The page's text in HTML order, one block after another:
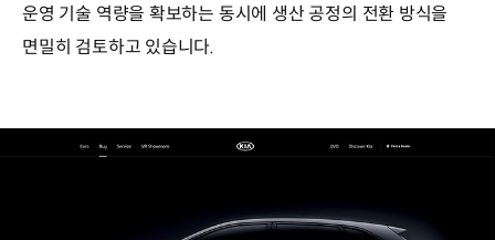
운영 기술 역량을 확보하는 동시에 생산 공정의 전환 방식을
면밀히 검토하고 있습니다.